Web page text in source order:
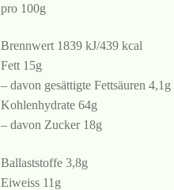
pro 100g
Brennwert 1839 kJ/439 kcal
Fett 15g
– davon gesättigte Fettsäuren 4,1g
Kohlenhydrate 64g
– davon Zucker 18g
Ballaststoffe 3,8g
Eiweiss 11g